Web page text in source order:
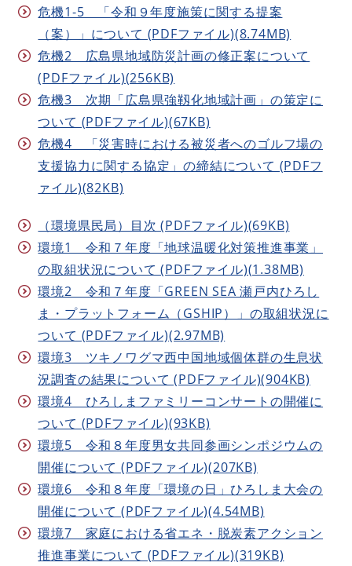
危機1-5 「令和９年度施策に関する提案
（案）」について (PDFファイル)(8.74MB)
危機2 広島県地域防災計画の修正案について
(PDFファイル)(256KB)
危機3 次期「広島県強靱化地域計画」の策定に
ついて (PDFファイル)(67KB)
危機4 「災害時における被災者へのゴルフ場の
支援協力に関する協定」の締結について (PDFフ
ァイル)(82KB)
（環境県民局）目次 (PDFファイル)(69KB)
環境1 令和７年度「地球温暖化対策推進事業」
の取組状況について (PDFファイル)(1.38MB)
環境2 令和７年度「GREEN SEA 瀬戸内ひろし
ま・プラットフォーム（GSHIP）」の取組状況に
ついて (PDFファイル)(2.97MB)
環境3 ツキノワグマ西中国地域個体群の生息状
況調査の結果について (PDFファイル)(904KB)
環境4 ひろしまファミリーコンサートの開催に
ついて (PDFファイル)(93KB)
環境5 令和８年度男女共同参画シンポジウムの
開催について (PDFファイル)(207KB)
環境6 令和８年度「環境の日」ひろしま大会の
開催について (PDFファイル)(4.54MB)
環境7 家庭における省エネ・脱炭素アクション
推進事業について (PDFファイル)(319KB)